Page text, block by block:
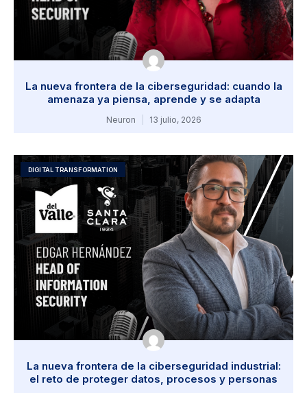
La nueva frontera de la ciberseguridad: cuando la
amenaza ya piensa, aprende y se adapta
Neuron 13 julio, 2026
DIGITAL TRANSFORMATION
La nueva frontera de la ciberseguridad industrial:
el reto de proteger datos, procesos y personas